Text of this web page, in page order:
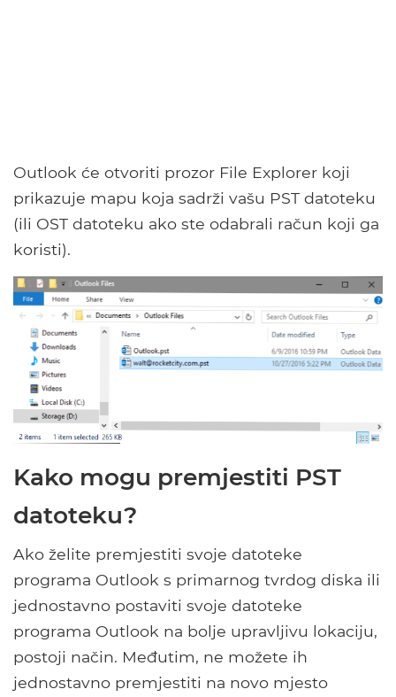
Outlook će otvoriti prozor File Explorer koji
prikazuje mapu koja sadrži vašu PST datoteku
(ili OST datoteku ako ste odabrali račun koji ga
koristi).
Kako mogu premjestiti PST
datoteku?
Ako želite premjestiti svoje datoteke
programa Outlook s primarnog tvrdog diska ili
jednostavno postaviti svoje datoteke
programa Outlook na bolje upravljivu lokaciju,
postoji način. Međutim, ne možete ih
jednostavno premjestiti na novo mjesto